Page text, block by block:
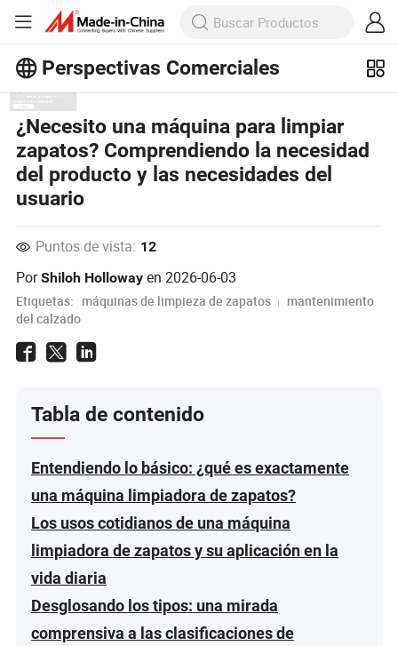
Perspectivas Comerciales
¡Explora más artículos populares en
Perspectivas Comerciales!
Ver Más
¿Necesito una máquina para limpiar
zapatos? Comprendiendo la necesidad
del producto y las necesidades del
usuario
Puntos de vista: 12
PorShiloh Holloway en2026-06-03
Etiquetas: máquinas de limpieza de zapatos
mantenimiento
del calzado
Tabla de contenido
Entendiendo lo básico: ¿qué es exactamente
una máquina limpiadora de zapatos?
Los usos cotidianos de una máquina
limpiadora de zapatos y su aplicación en la
vida diaria
Desglosando los tipos: una mirada
comprensiva a las clasificaciones de